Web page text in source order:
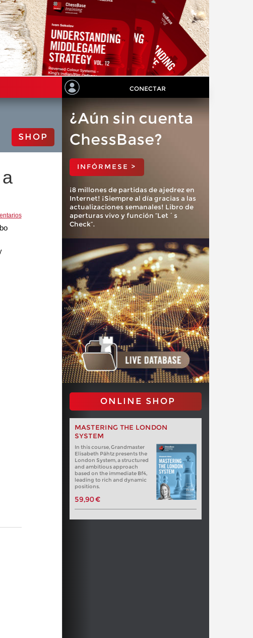
CONECTAR
SHOP
¿Aún sin cuenta
ChessBase?
INFÓRMESE >
¡8 millones de partidas de ajedrez en
Internet! ¡Siempre al día gracias a las
actualizaciones semanales! Libro de
aperturas vivo y función “Let´s
Check”.
ONLINE SHOP
MASTERING THE LONDON
SYSTEM
In this course, Grandmaster
Elisabeth Pähtz presents the
London System, a structured
and ambitious approach
based on the immediate Bf4,
leading to rich and dynamic
positions.
59,90 €